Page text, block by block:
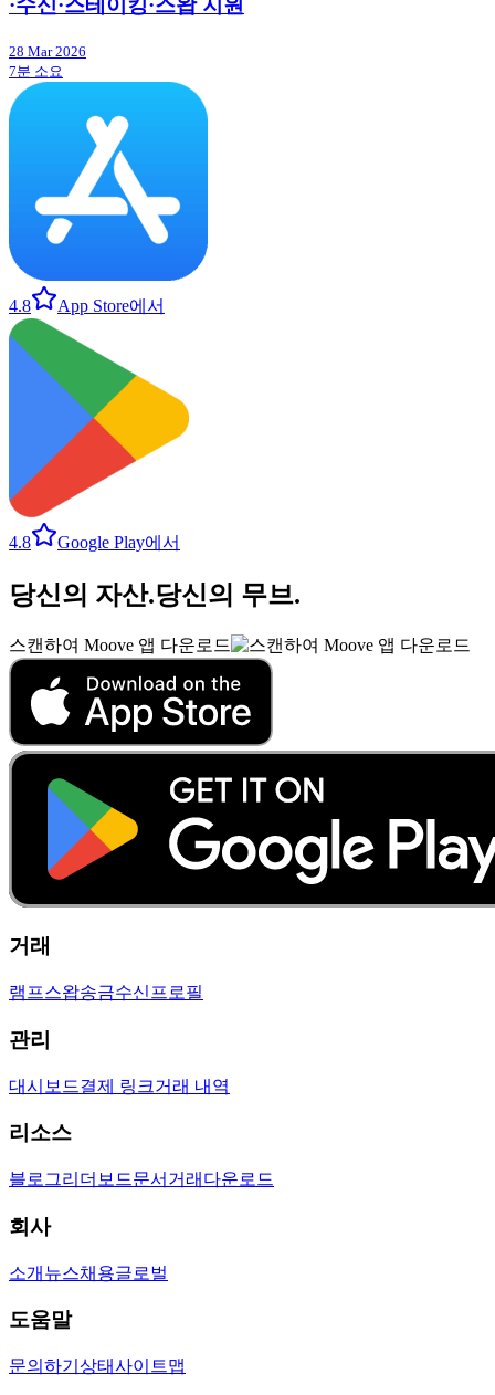
·수신·스테이킹·스왑 지원
28 Mar 2026
7분 소요
4.8 App Store에서
4.8 Google Play에서
당신의 자산.당신의 무브.
스캔하여 Moove 앱 다운로드
거래
램프스왑송금수신 프로필
관리
대시보드결제 링크거래 내역
리소스
블로그리더보드문서 거래 다운로드
회사
소개 뉴스채용글로벌
도움말
문의하기 상태사이트맵